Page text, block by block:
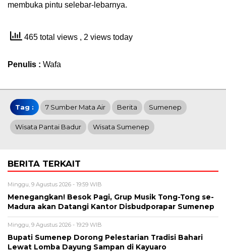
membuka pintu selebar-lebarnya.
465 total views , 2 views today
Penulis : Wafa
Tag : 7 Sumber Mata Air Berita Sumenep
Wisata Pantai Badur Wisata Sumenep
BERITA TERKAIT
Minggu, 9 Agustus 2026 - 19:59 WIB
Menegangkan! Besok Pagi, Grup Musik Tong-Tong se-
Madura akan Datangi Kantor Disbudporapar Sumenep
Minggu, 9 Agustus 2026 - 19:29 WIB
Bupati Sumenep Dorong Pelestarian Tradisi Bahari
Lewat Lomba Dayung Sampan di Kayuaro